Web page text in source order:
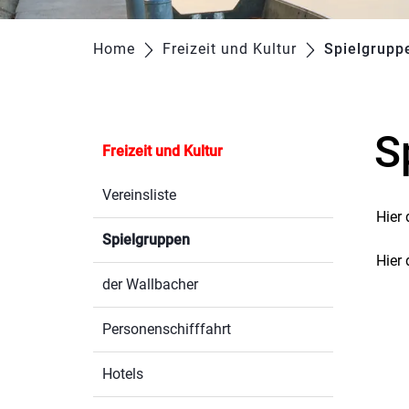
Home Freizeit und Kultur
Freizeit und Kultur
Vereinsliste
Spielgruppen
der Wallbacher
Personenschifffahrt
Hotels
Hier
Hier